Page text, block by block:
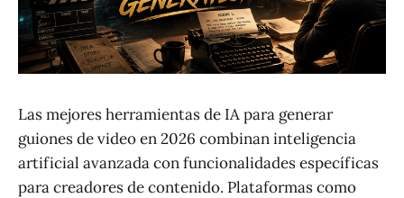
Las mejores herramientas de IA para generar
guiones de video en 2026 combinan inteligencia
artificial avanzada con funcionalidades específicas
para creadores de contenido. Plataformas como